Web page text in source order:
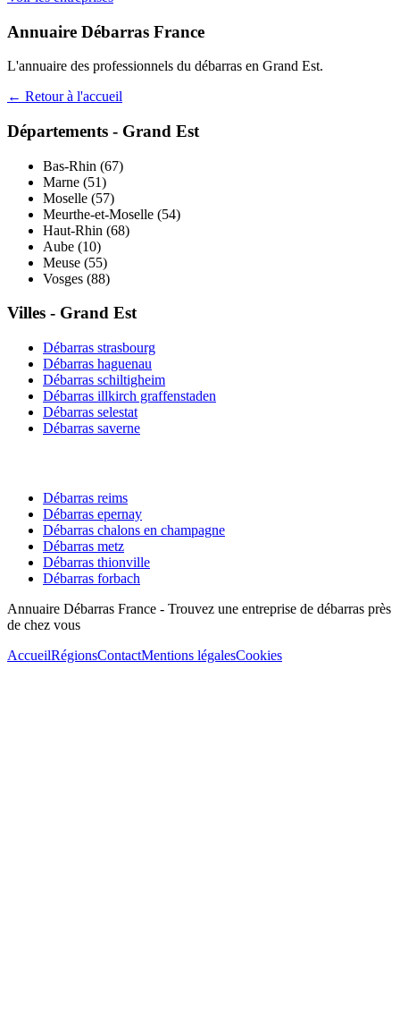
Annuaire Débarras France
L'annuaire des professionnels du débarras en Grand Est.
← Retour à l'accueil
Départements - Grand Est
Bas-Rhin (67)
Marne (51)
Moselle (57)
Meurthe-et-Moselle (54)
Haut-Rhin (68)
Aube (10)
Meuse (55)
Vosges (88)
Villes - Grand Est
Débarras strasbourg
Débarras haguenau
Débarras schiltigheim
Débarras illkirch graffenstaden
Débarras selestat
Débarras saverne
Débarras reims
Débarras epernay
Débarras chalons en champagne
Débarras metz
Débarras thionville
Débarras forbach
Annuaire Débarras France - Trouvez une entreprise de débarras près
de chez vous
AccueilRégionsContactMentions légalesCookies